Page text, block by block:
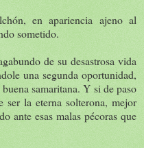
en apariencia ajeno al
sometido.
de su desastrosa vida
una segunda oportunidad,
samaritana. Y si de paso
ser la eterna solterona, mejor
ante esas malas pécoras que